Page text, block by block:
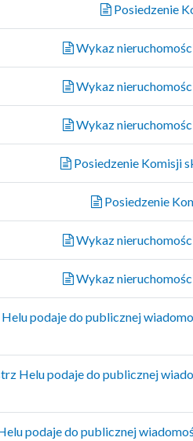
Posiedzenie
Wykaz
Wykaz
Wykaz
Posiedzenie Komisji
Posiedzenie
Wykaz
Wykaz
podaje do publicznej
Helu podaje do publicznej
podaje do publicznej